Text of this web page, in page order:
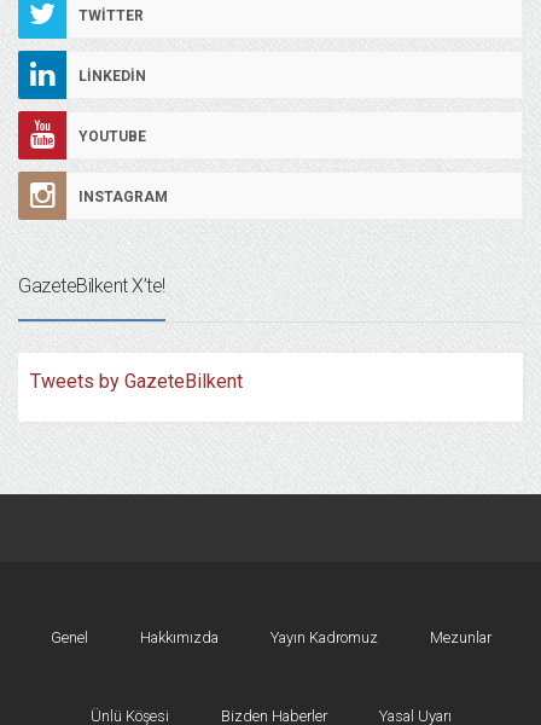
TWITTER
LINKEDIN
YOUTUBE
INSTAGRAM
GazeteBilkent X’te!
Tweets by GazeteBilkent
Genel Hakkımızda Yayın Kadromuz Mezunlar
Ünlü Köşesi Bizden Haberler Yasal Uyarı